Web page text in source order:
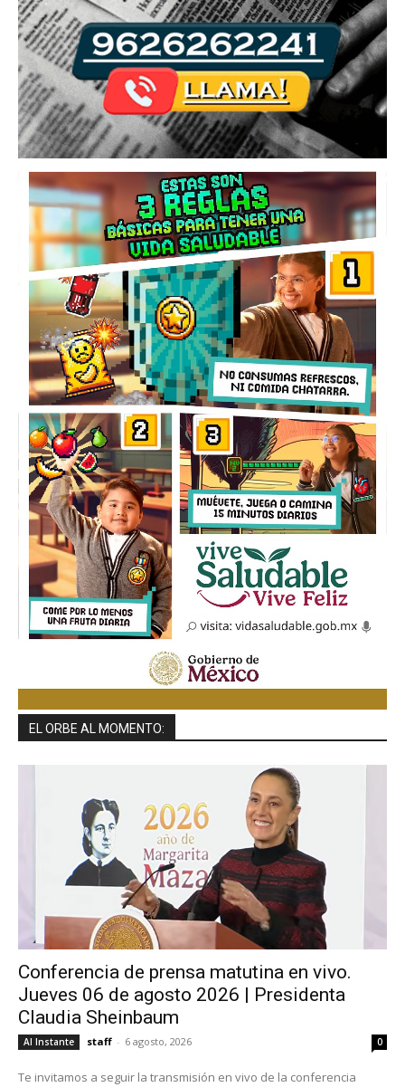
EL ORBE AL MOMENTO:
Conferencia de prensa matutina en vivo.
Jueves 06 de agosto 2026 | Presidenta
Claudia Sheinbaum
Al Instante staff - 6 agosto, 2026 0
Te invitamos a seguir la transmisión en vivo de la conferencia